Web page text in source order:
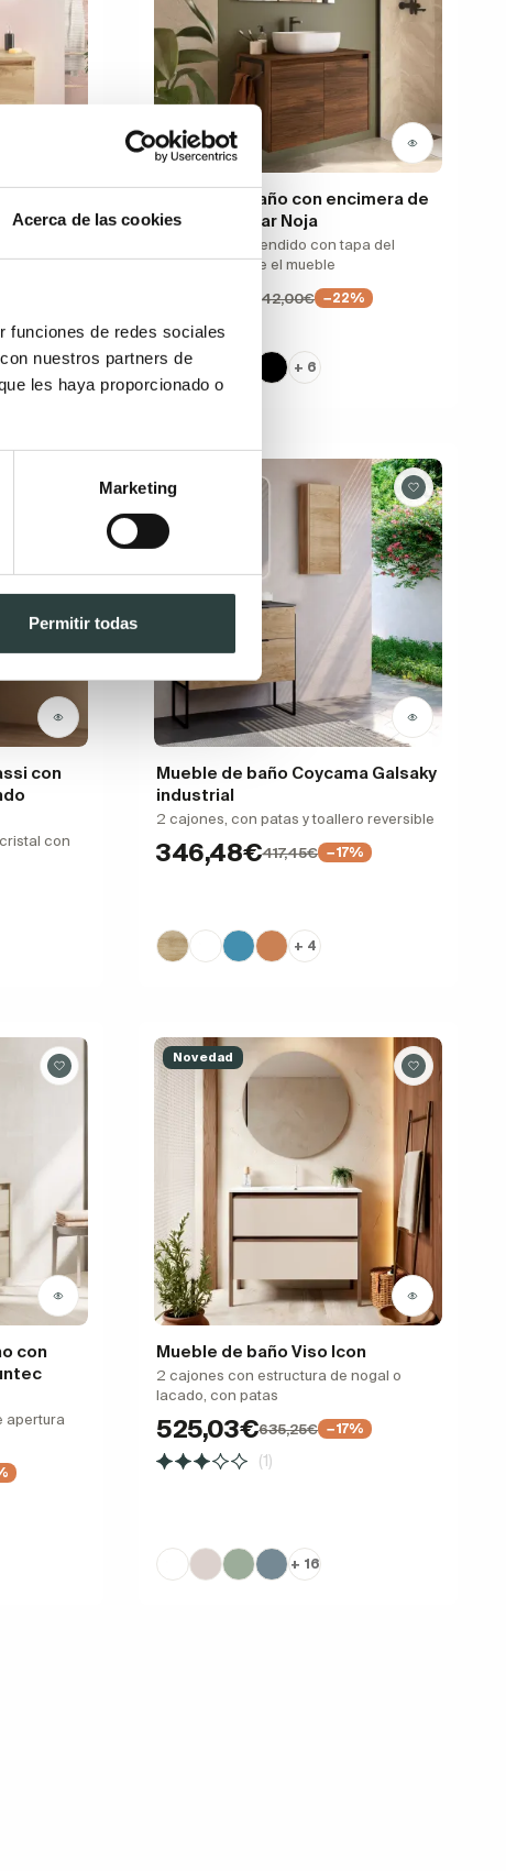
Acerca de las cookies
funciones de redes sociales
nuestros partners de
les haya proporcionado o
Marketing
Permitir todas
nórdico
Mueble de baño con encimera de
madera Salgar Noja
2 puertas, suspendido con tapa del
mismo color que el mueble
242,00€ −22%
+ 6
con
con
Mueble de baño Coycama Galsaky
industrial
2 cajones, con patas y toallero reversible
346,48€417,45€ −17%
+ 4
con
apertura
Novedad
Mueble de baño Viso Icon
2 cajones con estructura de nogal o
lacado, con patas
525,03€635,25€ −17%
(1)
+ 16